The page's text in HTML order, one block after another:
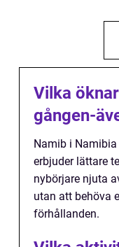
Vilka
gången-
Namib i
erbjuder lättare
nybörjare njuta
utan att behöva
förhållanden.